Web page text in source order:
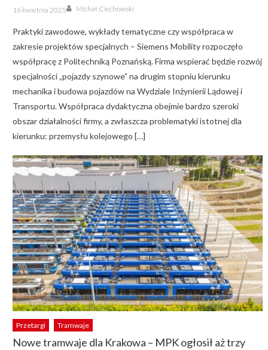
Posted
on
16 kwietnia 2025 Author
Michał Ciechowski
Praktyki zawodowe, wykłady tematyczne czy współpraca w
zakresie projektów specjalnych – Siemens Mobility rozpoczęło
współpracę z Politechniką Poznańską. Firma wspierać będzie rozwój
specjalności „pojazdy szynowe” na drugim stopniu kierunku
mechanika i budowa pojazdów na Wydziale Inżynierii Lądowej i
Transportu. Współpraca dydaktyczna obejmie bardzo szeroki
obszar działalności firmy, a zwłaszcza problematyki istotnej dla
kierunku: przemysłu kolejowego […]
Przetargi Tramwaje
Nowe tramwaje dla Krakowa – MPK ogłosił aż trzy